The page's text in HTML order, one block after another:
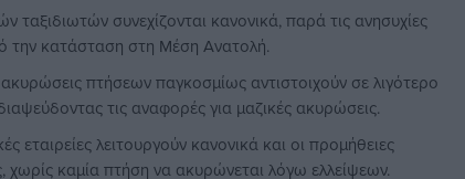
ταξιδιωτών συνεχίζονται κανονικά, παρά τις ανησυχίες
την κατάσταση στη Μέση Ανατολή.
πτήσεων παγκοσμίως αντιστοιχούν σε λιγότερο
τις αναφορές για μαζικές ακυρώσεις.
εταιρείες λειτουργούν κανονικά και οι προμήθειες
χωρίς καμία πτήση να ακυρώνεται λόγω ελλείψεων.